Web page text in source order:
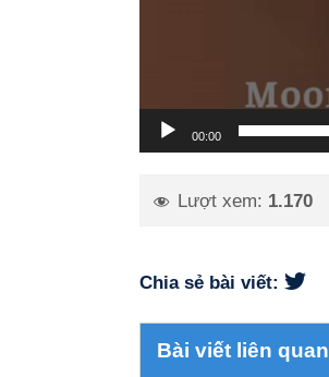
00:00
Lượt xem: 1.170
Chia sẻ bài viết:
Bài viết liên quan